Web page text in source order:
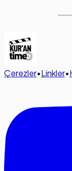
Çerezler•Linkler•